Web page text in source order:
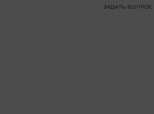
ЗАДАТЬ ВОПРОС